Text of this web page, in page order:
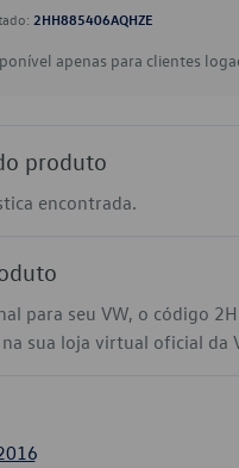
2HH885406AQHZE
apenas para clientes
produto
encontrada.
para seu VW, o código
sua loja virtual oficial da